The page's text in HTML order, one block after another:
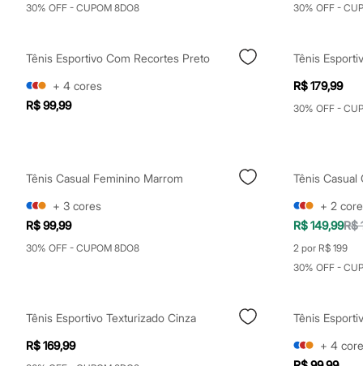
Sapatos
Moda esportiva
Acessórios
Bermudas
Camisetas
Calças
Cuecas
Meias
Pijamas
Moda praia
Personagens
Plus size
Jeans
Shorts e Bermudas
Todos os produtos
30% OFF - CUPOM 8DO8 30% OFF -
Tênis Esportivo Com Recortes Preto
+ 4 cores
R$ 99,99
R$ 179,99
30% OFF -
Tênis Casual Feminino Marrom
+ 3 cores
R$ 99,99
30% OFF - CUPOM 8DO8
Tênis Casual
+ 2
R$ 149,99R$
2 por R$ 199
30% OFF -
Tênis Esportivo Texturizado Cinza
R$ 169,99
Tênis
+ 4